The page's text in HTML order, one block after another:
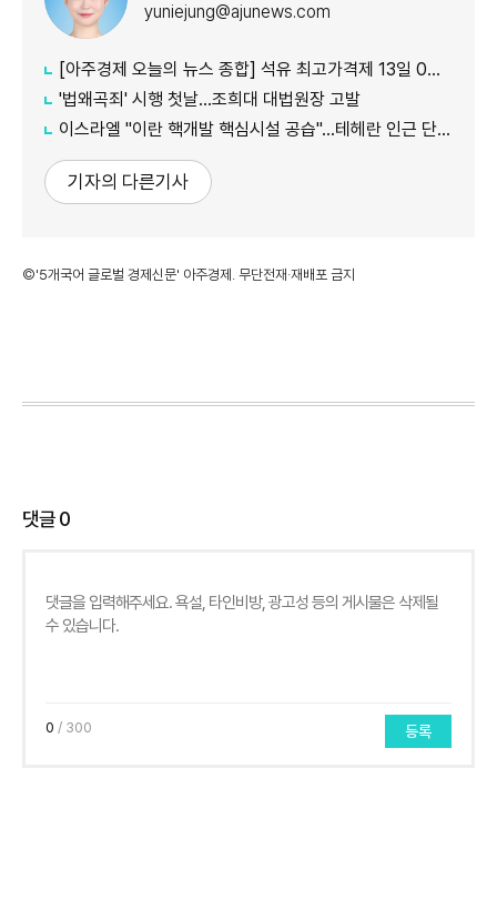
yuniejung@ajunews.com
[아주경제 오늘의 뉴스 종합] 석유 최고가격제 13일 0시부터 시행...도매가 기준 휘발유 1724원·경유 1713원 外
'법왜곡죄' 시행 첫날…조희대 대법원장 고발
이스라엘 "이란 핵개발 핵심시설 공습"…테헤란 인근 단지 타격
기자의 다른기사
©'5개국어 글로벌 경제신문' 아주경제. 무단전재·재배포 금지
댓글0
0 / 300 등록